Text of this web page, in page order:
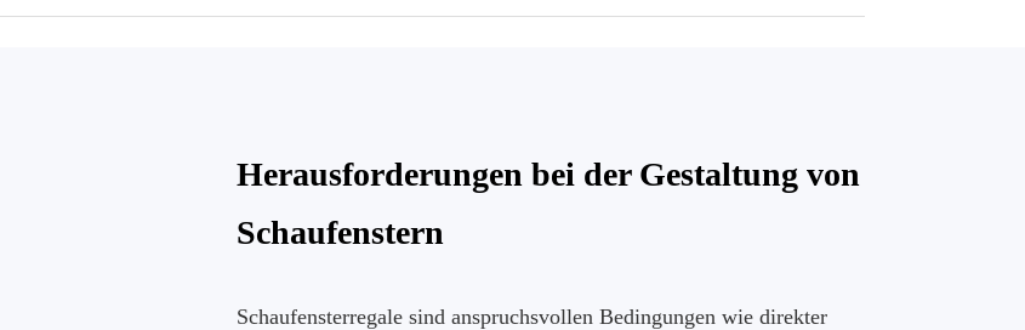
Herausforderungen bei der Gestaltung von
Schaufenstern
Schaufensterregale sind anspruchsvollen Bedingungen wie direkter